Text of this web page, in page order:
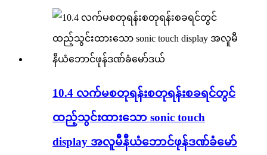
10.4 လက်မစတုရန်းစတုရန်းစခရင်တွင်
ထည့်သွင်းထားသော sonic touch
display အလူမီနီယံဘောင်ဖုန်ဒဏ်ခံမော်